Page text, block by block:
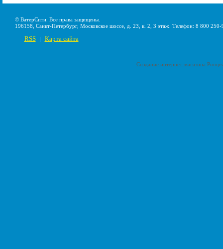
© ВатерСити. Все права защищены.
196158, Санкт-Петербург, Московское шоссе, д. 23, к. 2, 3 этаж. Телефон: 8 800
RSS Карта сайта
Создание интернет-магазина